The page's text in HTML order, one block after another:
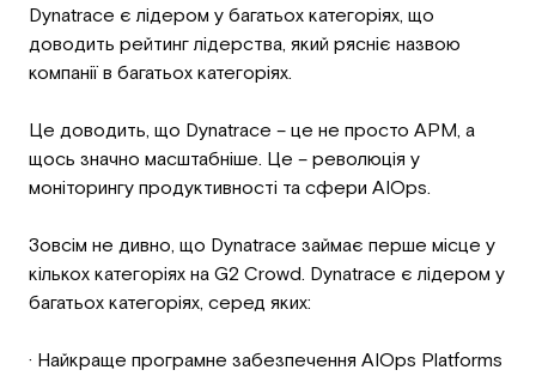
Dynatrace є лідером у багатьох категоріях, що
доводить рейтинг лідерства, який рясніє назвою
компанії в багатьох категоріях.
Це доводить, що Dynatrace – це не просто APM, а
щось значно масштабніше. Це – революція у
моніторингу продуктивності та сфери AIOps.
Зовсім не дивно, що Dynatrace займає перше місце у
кількох категоріях на G2 Crowd. Dynatrace є лідером у
багатьох категоріях, серед яких:
· Найкраще програмне забезпечення AIOps Platforms